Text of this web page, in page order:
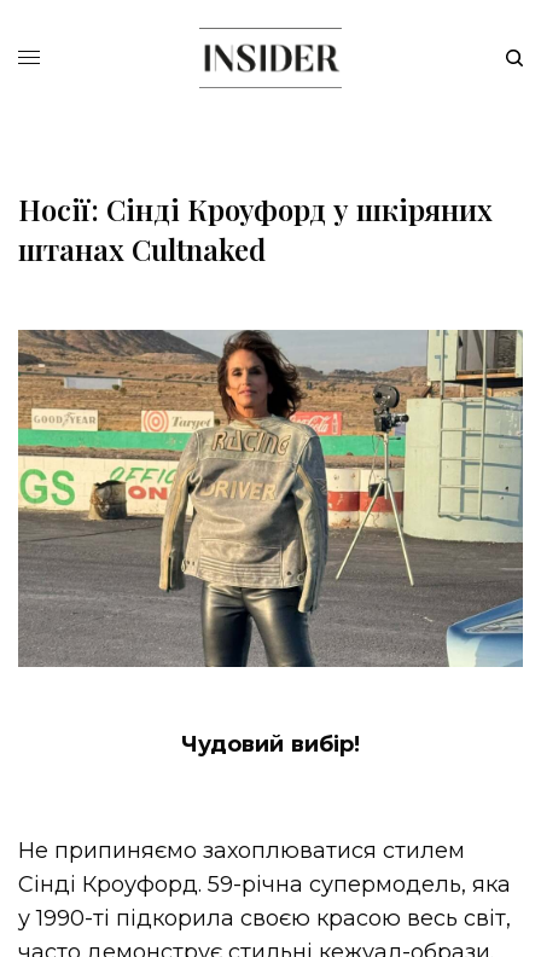
Носії: Сінді Кроуфорд у шкіряних
штанах Cultnaked
Чудовий вибір!
Не припиняємо захоплюватися стилем
Сінді Кроуфорд. 59-річна супермодель, яка
у 1990-ті підкорила своєю красою весь світ,